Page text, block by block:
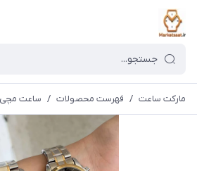
مارکت ساعت / فهرست محصولات / ساعت